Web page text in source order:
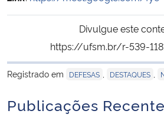
Advocacia-Geral da União
Banco Central do Brasil
Divulgue este
https://ufsm.br/r-539-
Registrado em
DEFESAS DESTAQUES
Publicações